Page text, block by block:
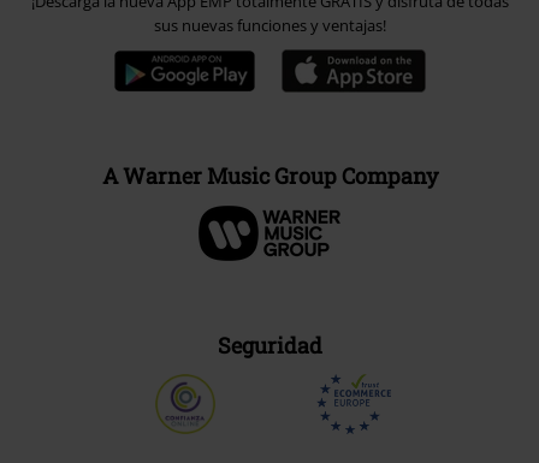
sus nuevas funciones y ventajas!
A Warner Music Group Company
Seguridad